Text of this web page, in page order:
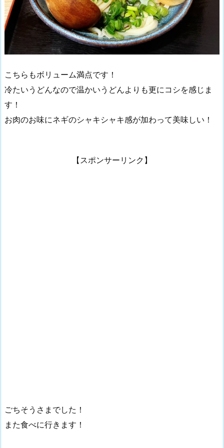
こちらもボリューム満点です！
冷たいうどんなので温かいうどんよりも更にコシを感じま
す！
お肉のお味にネギのシャキシャキ感が加わって美味しい！
【スポンサーリンク】
ごちそうさまでした！
また食べに行きます！